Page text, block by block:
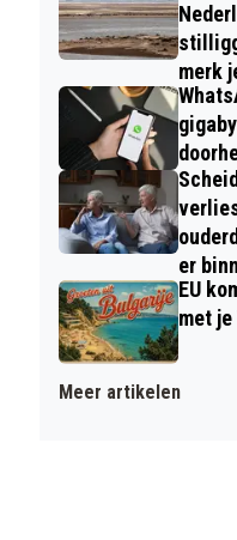
merk
er
EU
met
Meer artikelen